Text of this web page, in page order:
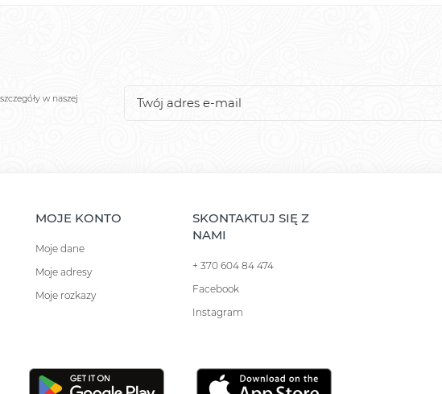
w naszej
MOJE KONTO
Moje dane
Moje adresy
Moje rozkazy
SKONTAKTUJ SIĘ Z
NAMI
+ 370 604 84 474
Facebook
Instagram